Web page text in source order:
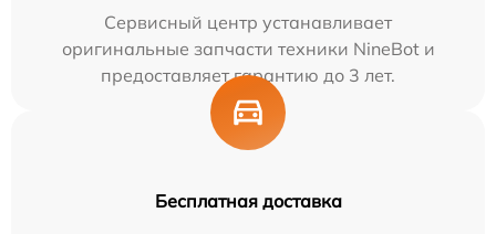
Сервисный центр устанавливает
оригинальные запчасти техники NineBot и
предоставляет гарантию до 3 лет.
Бесплатная доставка